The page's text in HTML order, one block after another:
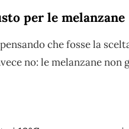
per le melanzane
che fosse la
no: le melanzane non